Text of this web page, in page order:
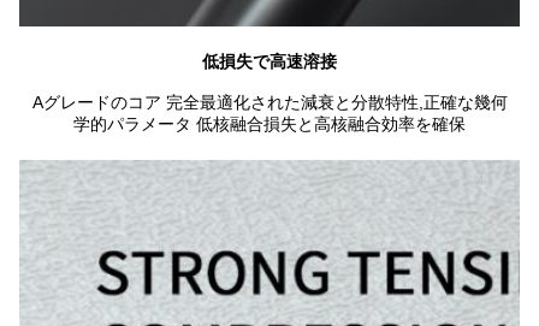
低損失で高速溶接
Aグレードのコア 完全最適化された減衰と分散特性,正確な幾何
学的パラメータ 低核融合損失と高核融合効率を確保